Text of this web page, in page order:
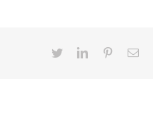
TwitterLinkedInPinterestEmail